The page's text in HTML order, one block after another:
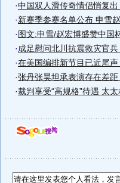
·中国双人滑传奇情侣悄复
·新赛季参赛名单公布 申雪
· 图文:申雪/赵宏博盛赞中国
·成足慰问北川抗震救灾官
·在美国编排新节目已近尾
·张丹张昊坦承表演存在差
·裁判享受“高规格”待遇 太